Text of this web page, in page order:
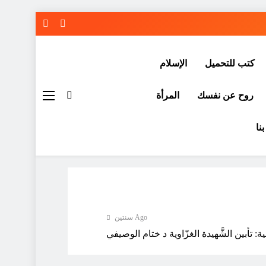
كتب للتحميل الإسلام
روح عن نفسك المرأة
سنتين Ago
تأبين الشَّهيدة الغزّاوية د ختام الوصيفي